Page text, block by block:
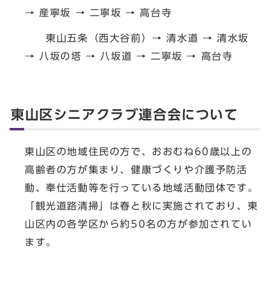
→ 産寧坂 → 二寧坂 → 高台寺
東山五条（西大谷前）→ 清水道 → 清水坂
→ 八坂の塔 → 八坂道 → 二寧坂 → 高台寺
東山区シニアクラブ連合会について
東山区の地域住民の方で、おおむね60歳以上の
高齢者の方が集まり、健康づくりや介護予防活
動、奉仕活動等を行っている地域活動団体です。
「観光道路清掃」は春と秋に実施されており、東
山区内の各学区から約50名の方が参加されてい
ます。